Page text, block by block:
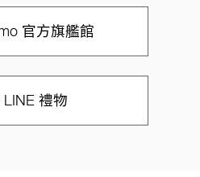
官方旗艦館
LINE 禮物